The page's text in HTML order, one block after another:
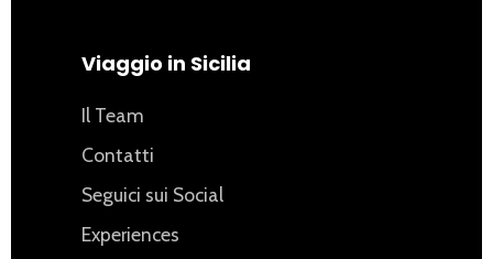
Viaggio in Sicilia
Il Team
Contatti
Seguici sui Social
Experiences